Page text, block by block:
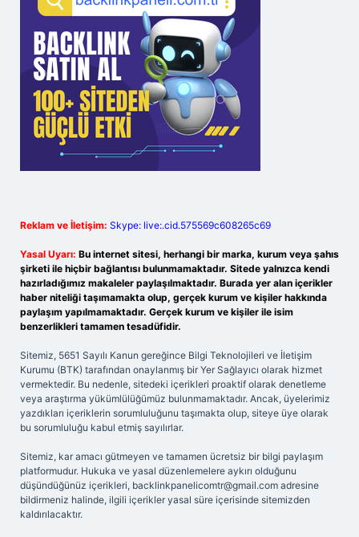
Reklam ve İletişim: Skype: live:.cid.575569c608265c69
Yasal Uyarı: Bu internet sitesi, herhangi bir marka, kurum veya şahıs
şirketi ile hiçbir bağlantısı bulunmamaktadır. Sitede yalnızca kendi
hazırladığımız makaleler paylaşılmaktadır. Burada yer alan içerikler
haber niteliği taşımamakta olup, gerçek kurum ve kişiler hakkında
paylaşım yapılmamaktadır. Gerçek kurum ve kişiler ile isim
benzerlikleri tamamen tesadüfidir.
Sitemiz, 5651 Sayılı Kanun gereğince Bilgi Teknolojileri ve İletişim
Kurumu (BTK) tarafından onaylanmış bir Yer Sağlayıcı olarak hizmet
vermektedir. Bu nedenle, sitedeki içerikleri proaktif olarak denetleme
veya araştırma yükümlülüğümüz bulunmamaktadır. Ancak, üyelerimiz
yazdıkları içeriklerin sorumluluğunu taşımakta olup, siteye üye olarak
bu sorumluluğu kabul etmiş sayılırlar.
Sitemiz, kar amacı gütmeyen ve tamamen ücretsiz bir bilgi paylaşım
platformudur. Hukuka ve yasal düzenlemelere aykırı olduğunu
düşündüğünüz içerikleri, backlinkpanelicomtr@gmail.com adresine
bildirmeniz halinde, ilgili içerikler yasal süre içerisinde sitemizden
kaldırılacaktır.